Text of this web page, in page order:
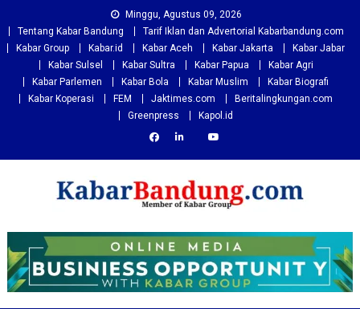
to
content
Minggu, Agustus 09, 2026
Tentang Kabar Bandung
Tarif Iklan dan Advertorial Kabarbandung.com
Kabar Group
Kabar.id Kabar Aceh Kabar Jakarta
Kabar Jabar
Kabar Sulsel
Kabar Sultra Kabar Papua
Kabar Agri
Kabar Parlemen
Kabar Bola Kabar Muslim
Kabar Biografi
Kabar Koperasi
FEM Jaktimes.com
Beritalingkungan.com
Greenpress
Kapol.id
Kabarbandung.com